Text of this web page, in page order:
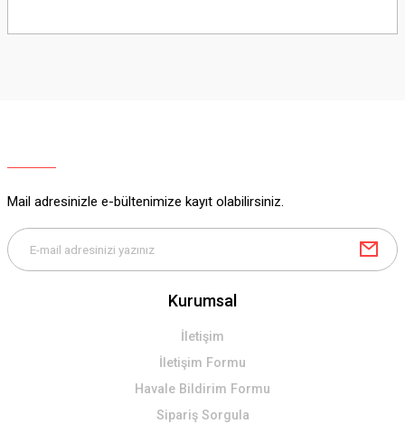
yetersiz gördüğünüz noktaları öneri formunu kullanarak tarafımıza
Bu ürüne benzer farklı alternatifler olmalı.
Gönder
Mail adresinizle e-bültenimize kayıt olabilirsiniz.
Kurumsal
İletişim
İletişim Formu
Havale Bildirim Formu
Sipariş Sorgula